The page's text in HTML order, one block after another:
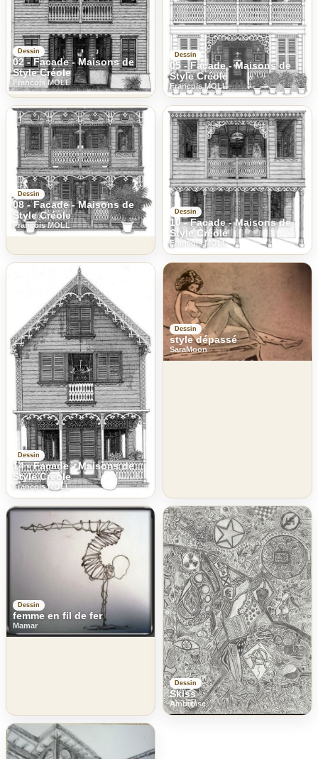
Dessin
02 - Facade - Maisons de
Style Créole
Francois MOLL
Dessin
05 - Facade - Maisons de
Style Créole
Francois MOLL
Dessin
08 - Facade - Maisons de
Style Créole
Francois MOLL
Dessin
10 - Facade - Maisons de
Style Créole
Francois MOLL
Dessin
14 - Facade - Maisons de
Style Créole
Francois MOLL
Dessin
style dépassé
SaraMoon
Dessin
femme en fil de fer
Mamar
Dessin
Skiss
Ambroise